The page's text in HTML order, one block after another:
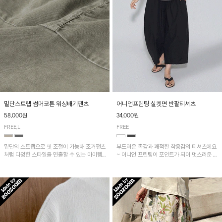
밑단스트랩 썸머코튼 워싱배기팬츠
58,000원
FREE,L
밑단의 스트랩으로 핏 조절이 가능해 조거팬츠
처럼 다양한 스타일을 연출할 수 있는 아이템!
어니언프린팅 실켓면 반팔티셔츠
34,000원
FREE
부드러운 촉감과 쾌적한 착용감의 티셔츠에요
~ 어니언 프린팅이 포인트가 되어 멋스러운 아